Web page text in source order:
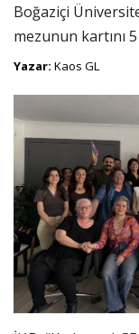
Boğaziçi
mezunun kartını
Yazar: Kaos GL